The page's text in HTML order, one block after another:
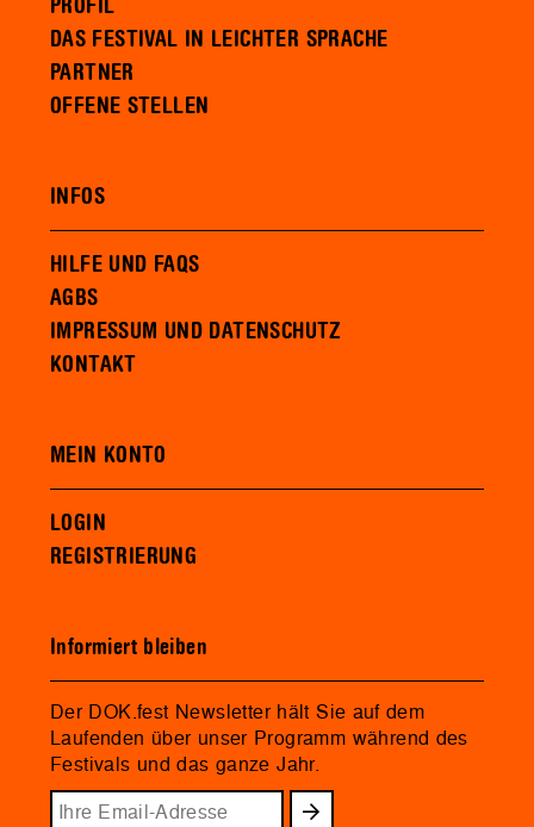
PROFIL
DAS FESTIVAL IN LEICHTER SPRACHE
PARTNER
OFFENE STELLEN
INFOS
HILFE UND FAQS
AGBS
IMPRESSUM UND DATENSCHUTZ
KONTAKT
MEIN KONTO
LOGIN
REGISTRIERUNG
Informiert bleiben
Der DOK.fest Newsletter hält Sie auf dem
Laufenden über unser Programm während des
Festivals und das ganze Jahr.